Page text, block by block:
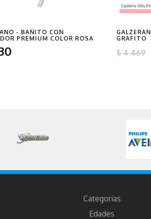
- BAÑITO CON
PREMIUM COLOR ROSA
GRAFITO
$ 4.469
Categorias
Edades